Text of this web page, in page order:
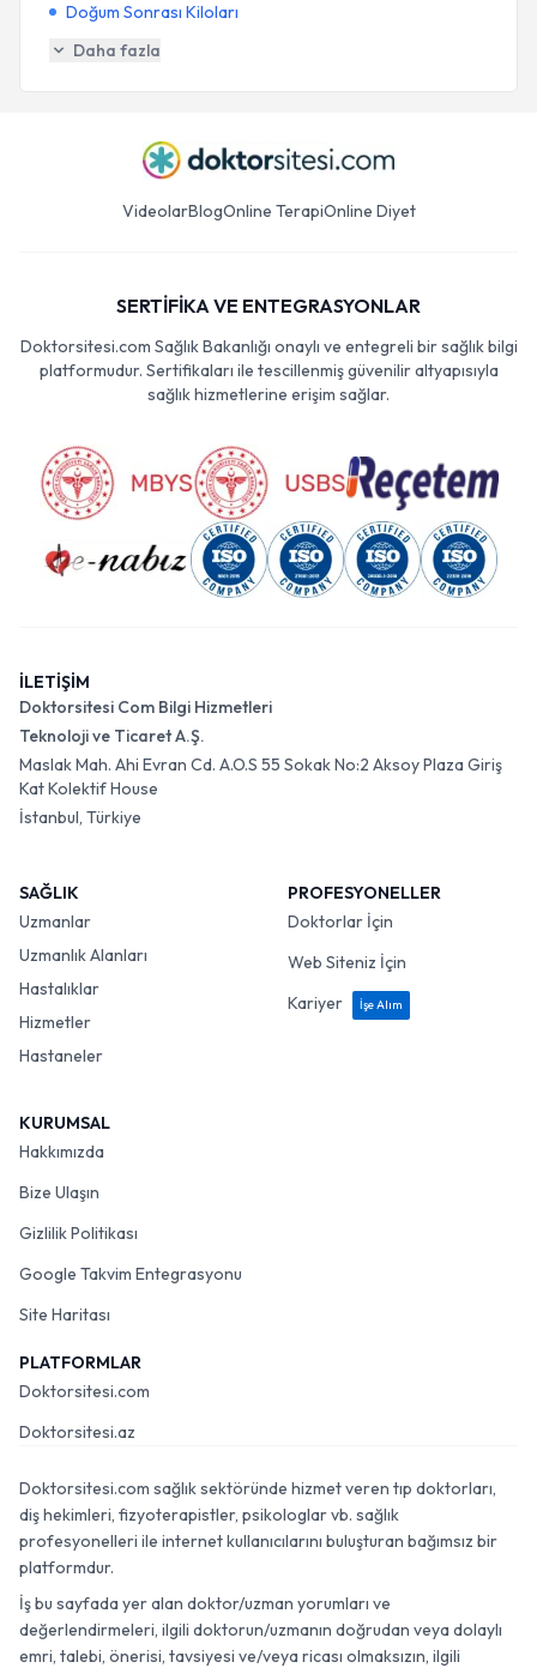
Doğum Sonrası Kiloları
Daha fazla
VideolarBlogOnline TerapiOnline Diyet
SERTİFİKA VE ENTEGRASYONLAR
Doktorsitesi.com Sağlık Bakanlığı onaylı ve entegreli bir sağlık bilgi
platformudur. Sertifikaları ile tescillenmiş güvenilir altyapısıyla
sağlık hizmetlerine erişim sağlar.
İLETİŞİM
Doktorsitesi Com Bilgi Hizmetleri
Teknoloji ve Ticaret A.Ş.
Maslak Mah. Ahi Evran Cd. A.O.S 55 Sokak No:2 Aksoy Plaza Giriş
Kat Kolektif House
İstanbul, Türkiye
SAĞLIK
Uzmanlar
Uzmanlık Alanları
Hastalıklar
Hizmetler
Hastaneler
PROFESYONELLER
Doktorlar İçin
Web Siteniz İçin
Kariyer
İşe Alım
KURUMSAL
Hakkımızda
Bize Ulaşın
Gizlilik Politikası
Google Takvim Entegrasyonu
Site Haritası
PLATFORMLAR
Doktorsitesi.com
Doktorsitesi.az
Doktorsitesi.com sağlık sektöründe hizmet veren tıp doktorları,
diş hekimleri, fizyoterapistler, psikologlar vb. sağlık
profesyonelleri ile internet kullanıcılarını buluşturan bağımsız bir
platformdur.
İş bu sayfada yer alan doktor/uzman yorumları ve
değerlendirmeleri, ilgili doktorun/uzmanın doğrudan veya dolaylı
emri, talebi, önerisi, tavsiyesi ve/veya ricası olmaksızın, ilgili